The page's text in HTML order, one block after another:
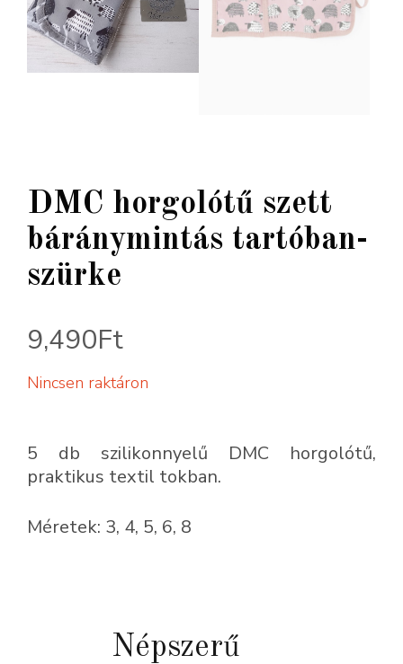
DMC horgolótű szett
báránymintás tartóban-
szürke
9,490Ft
Nincsen raktáron
5 db szilikonnyelű DMC horgolótű,
praktikus textil tokban.
Méretek: 3, 4, 5, 6, 8
Népszerű